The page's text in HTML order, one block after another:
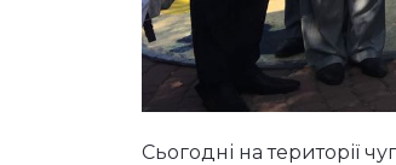
Сьогодні на території